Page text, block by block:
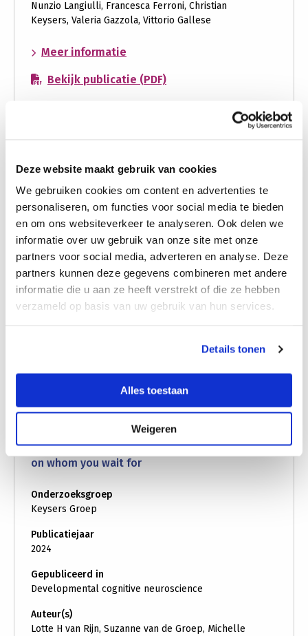
Deze website maakt gebruik van cookies
We gebruiken cookies om content en advertenties te
personaliseren, om functies voor social media te bieden
en om ons websiteverkeer te analyseren. Ook delen we
informatie over uw gebruik van onze site met onze
partners voor social media, adverteren en analyse. Deze
partners kunnen deze gegevens combineren met andere
informatie die u aan ze heeft verstrekt of die ze hebben
verzameld op basis van uw gebruik van hun services.
Details tonen
Alles toestaan
Weigeren
Nunzio Langiulli, Francesca Ferroni, Christian
Keysers, Valeria Gazzola, Vittorio Gallese
Meer informatie
representations
action
Bekijk publicatie (PDF)
Onderzoeksgroep
Gazzola Groep
Publicatiejaar
2025
Gepubliceerd in
Neuroscience and Biobehavioral Reviews
Auteur(s)
Neurobiology
of
social
interactions
across
species
Bekijk publicatie (PDF)
Delay discounting in adolescence depends
on whom you wait for
Onderzoeksgroep
Keysers Groep
Publicatiejaar
2024
Gepubliceerd in
Developmental cognitive neuroscience
Auteur(s)
Lotte H van Rijn, Suzanne van de Groep, Michelle